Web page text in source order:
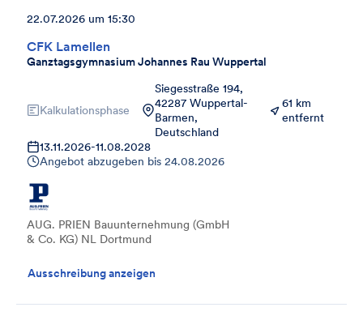
CFK Lamellen
Ganztagsgymnasium Johannes Rau Wuppertal
22.07.2026 um 15:30
Kalkulationsphase
Siegesstraße 194,
42287 Wuppertal-
Barmen,
Deutschland
61 km
entfernt
13.11.2026-11.08.2028
Angebot abzugeben bis 24.08.2026
AUG. PRIEN Bauunternehmung (GmbH
& Co. KG) NL Dortmund
Ausschreibung anzeigen